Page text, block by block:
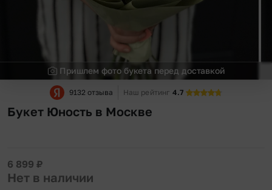
Пришлем фото букета перед доставкой
9132 отзыва Наш рейтинг 4.7
Букет Юность в Москве
6 899 ₽
Нет в наличии